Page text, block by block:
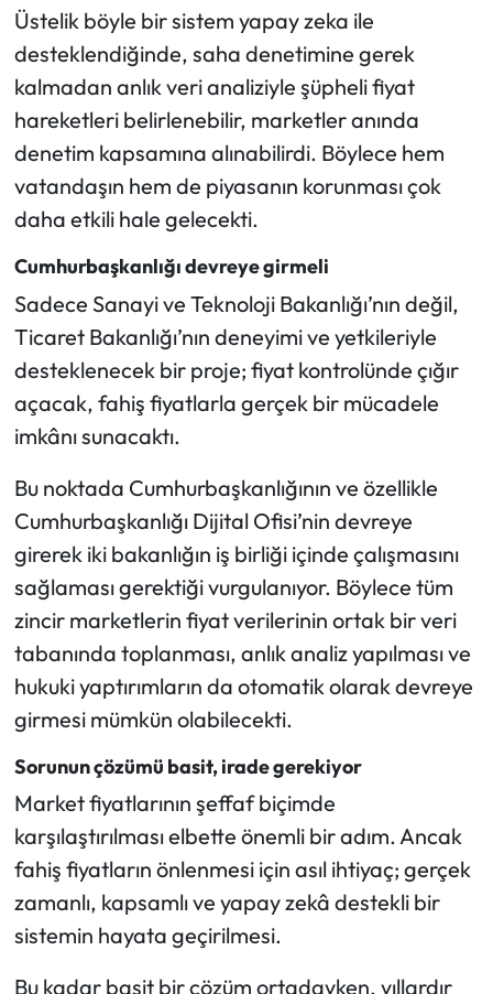
Üstelik böyle bir sistem yapay zeka ile
desteklendiğinde, saha denetimine gerek
kalmadan anlık veri analiziyle şüpheli fiyat
hareketleri belirlenebilir, marketler anında
denetim kapsamına alınabilirdi. Böylece hem
vatandaşın hem de piyasanın korunması çok
daha etkili hale gelecekti.
Cumhurbaşkanlığı devreye girmeli
Sadece Sanayi ve Teknoloji Bakanlığı’nın değil,
Ticaret Bakanlığı’nın deneyimi ve yetkileriyle
desteklenecek bir proje; fiyat kontrolünde çığır
açacak, fahiş fiyatlarla gerçek bir mücadele
imkânı sunacaktı.
Bu noktada Cumhurbaşkanlığının ve özellikle
Cumhurbaşkanlığı Dijital Ofisi’nin devreye
girerek iki bakanlığın iş birliği içinde çalışmasını
sağlaması gerektiği vurgulanıyor. Böylece tüm
zincir marketlerin fiyat verilerinin ortak bir veri
tabanında toplanması, anlık analiz yapılması ve
hukuki yaptırımların da otomatik olarak devreye
girmesi mümkün olabilecekti.
Sorunun çözümü basit, irade gerekiyor
Market fiyatlarının şeffaf biçimde
karşılaştırılması elbette önemli bir adım. Ancak
fahiş fiyatların önlenmesi için asıl ihtiyaç; gerçek
zamanlı, kapsamlı ve yapay zekâ destekli bir
sistemin hayata geçirilmesi.
Bu kadar basit bir çözüm ortadayken, yıllardır